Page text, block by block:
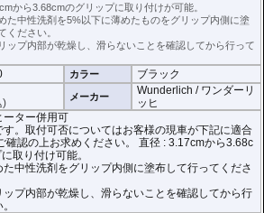
、滑らないことを確認してから行ってください。
て掲載しています。
いるわけではありません。
現車が下記に適合するか 必ずご確認の上お求めく
グリップに取り付けが可能。
から3.68cmのグリップに取り付けが可能。
た中性洗剤を5%以下に薄めたものをグリップ内側に塗
ください。
ップ内部が乾燥し、滑らないことを確認してから行って
カラー ブラック
) メーカー
Wunderlich / ワンダーリ
ッヒ
ター併用可
。取付可否についてはお客様の現車が下記に適合
確認の上お求めください。 直径 : 3.17cmから3.68c
取り付け可能。
中性洗剤をグリップ内側に塗布して行ってくださ
プ内部が乾燥し、滑らないことを確認してから行